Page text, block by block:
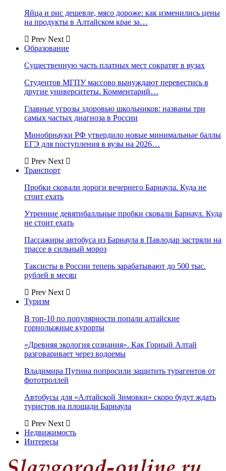
Яйца и рис дешевле, мясо дороже: как изменились цены
на продукты в Алтайском крае за…
Prev Next
Образование
Существенную часть платных мест сократят в вузах
Студентов МГПУ массово вынуждают перевестись в
другие университеты. Комментарий…
Главные угрозы здоровью школьников: названы три
самых частых диагноза в России
Минобрнауки РФ утвердило новые минимальные баллы
ЕГЭ для поступления в вузы на 2026…
Prev Next
Транспорт
Пробки сковали дороги вечернего Барнаула. Куда не
стоит ехать
Утренние девятибалльные пробки сковали Барнаул. Куда
не стоит ехать
Пассажиры автобуса из Барнаула в Павлодар застряли на
трассе в сильный мороз
Таксисты в России теперь зарабатывают до 500 тыс.
рублей в месяц
Prev Next
Туризм
В топ-10 по популярности попали алтайские
горнолыжные курорты
«Древняя экология сознания». Как Горный Алтай
разговаривает через водоемы
Владимира Путина попросили защитить турагентов от
фототроллей
Автобусы для «Алтайской Зимовки» скоро будут ждать
туристов на площади Барнаула
Prev Next
Недвижимость
Интересы